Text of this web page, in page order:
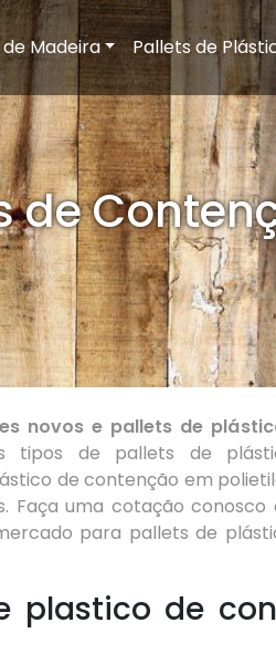
Madeira Pallets de
de
novos e pallets de
tipos de pallets de
de contenção em
Faça uma cotação conosco
para pallets de
plastico de